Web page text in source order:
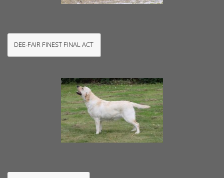
DEE-FAIR FINEST FINAL ACT